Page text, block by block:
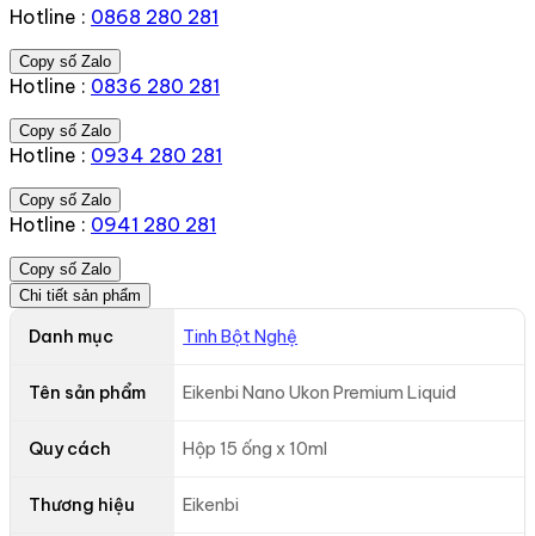
Hotline : 0868 280 281
Copy số Zalo
Hotline : 0836 280 281
Copy số Zalo
Hotline : 0934 280 281
Copy số Zalo
Hotline : 0941 280 281
Copy số Zalo
Chi tiết sản phẩm
Danh mục Tinh Bột Nghệ
Tên sản phẩm Eikenbi Nano Ukon Premium Liquid
Quy cách Hộp 15 ống x 10ml
Thương hiệu Eikenbi